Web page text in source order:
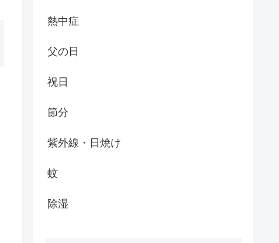
熱中症
父の日
祝日
節分
紫外線・日焼け
蚊
除湿